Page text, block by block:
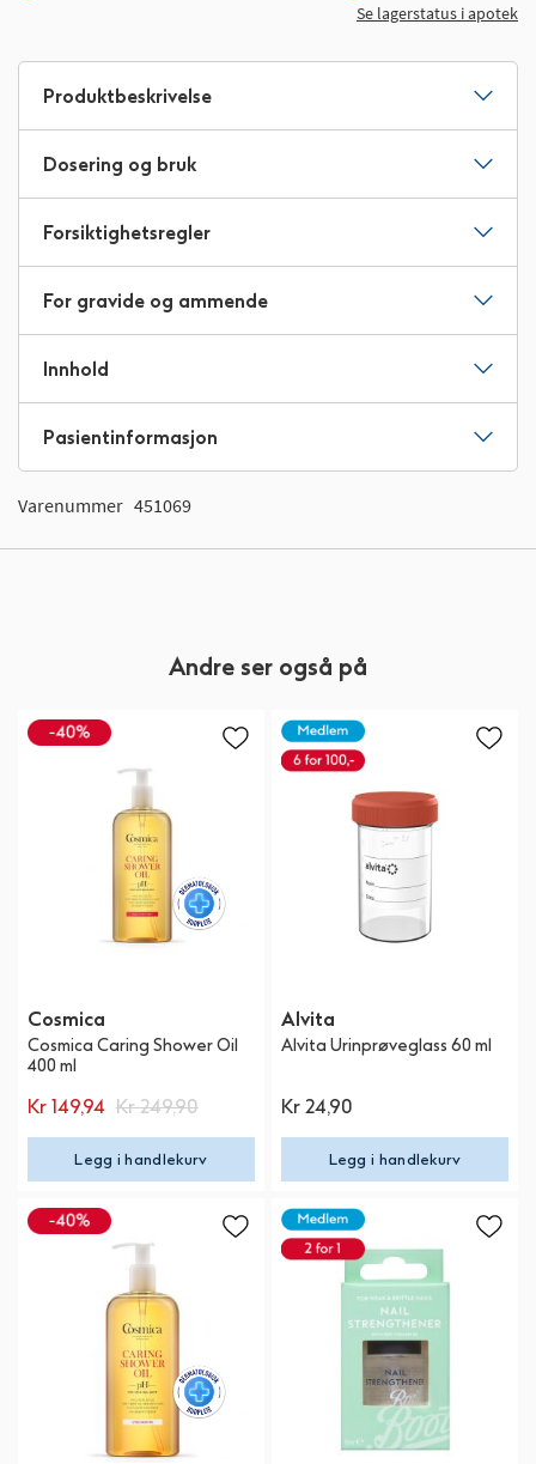
Se lagerstatus i apotek
Produktbeskrivelse
Dosering og bruk
Forsiktighetsregler
For gravide og ammende
Innhold
Pasientinformasjon
Varenummer 451069
Andre ser også på
Cosmica
Cosmica Caring Shower Oil
400 ml
Kr 149,94 Kr 249,90
Legg i handlekurv
Alvita
Alvita Urinprøveglass 60 ml
Kr 24,90
Legg i handlekurv